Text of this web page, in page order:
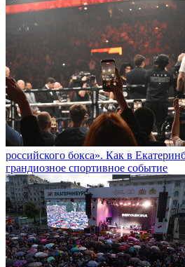
российского бокса». Как в
грандиозное спортивное событие